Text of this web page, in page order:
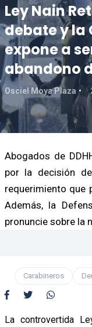
Ley Nain
debate y la
expone a
abandono
Osciel Moya Plaza
Abogados de
por la decisión
requerimiento que
Además, la
pronuncie sobre la
Carabineros
La controvertida